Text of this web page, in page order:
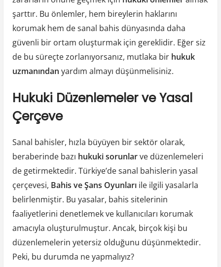
şarttır. Bu önlemler, hem bireylerin haklarını
korumak hem de sanal bahis dünyasında daha
güvenli bir ortam oluşturmak için gereklidir. Eğer siz
de bu süreçte zorlanıyorsanız, mutlaka bir hukuk
uzmanından yardım almayı düşünmelisiniz.
Hukuki Düzenlemeler ve Yasal
Çerçeve
Sanal bahisler, hızla büyüyen bir sektör olarak,
beraberinde bazı hukuki sorunlarve düzenlemeleri
de getirmektedir. Türkiye’de sanal bahislerin yasal
çerçevesi, Bahis ve Şans Oyunlarıile ilgili yasalarla
belirlenmiştir. Bu yasalar, bahis sitelerinin
faaliyetlerini denetlemek ve kullanıcıları korumak
amacıyla oluşturulmuştur. Ancak, birçok kişi bu
düzenlemelerin yetersiz olduğunu düşünmektedir.
Peki, bu durumda ne yapmalıyız?